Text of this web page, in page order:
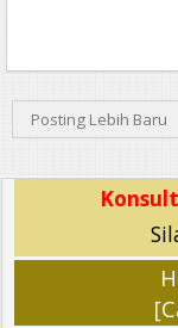
Posting Lebih Baru